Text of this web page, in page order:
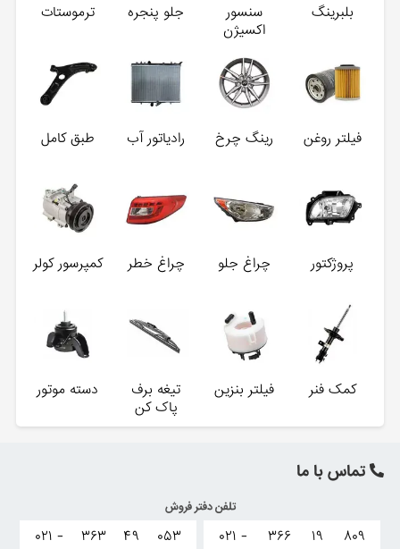
بلبرینگ
سنسور
اکسیژن
جلو پنجره ترموستات
فیلتر روغن رینگ چرخ رادیاتور آب طبق کامل
پروژکتور چراغ جلو چراغ خطر کمپرسور کولر
کمک فنر فیلتر بنزین
تیغه برف
پاک کن
دسته موتور
تماس با ما
تلفن دفتر فروش
۰۲۱ - ۳۶۶ ۱۹
۸۰۹
۰۲۱ - ۳۶۳ ۴۹
۰۵۳